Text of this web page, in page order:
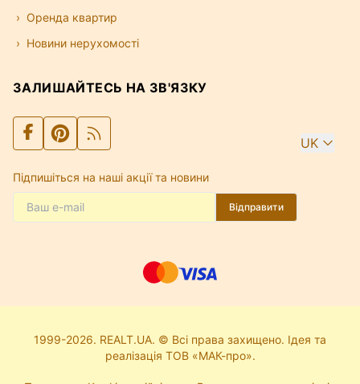
Оренда квартир
Новини нерухомості
ЗАЛИШАЙТЕСЬ НА ЗВ'ЯЗКУ
UK
Підпишіться на наші акції та новини
Відправити
1999-2026. REALT.UA. © Всі права захищено. Ідея та
реалізація ТОВ «МАК-про».